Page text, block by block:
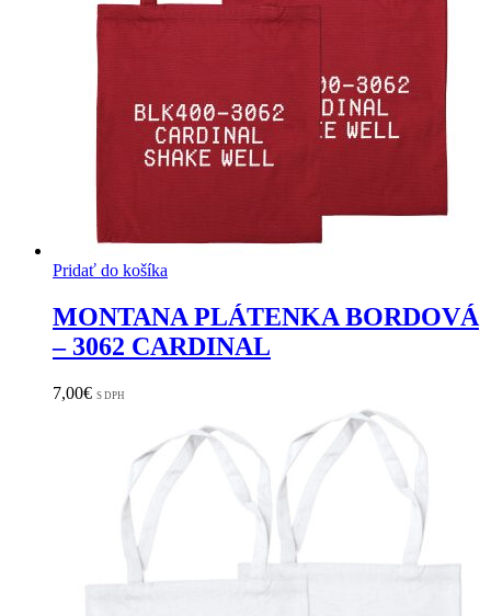
Pridať do košíka
MONTANA PLÁTENKA BORDOVÁ
– 3062 CARDINAL
7,00€ S DPH